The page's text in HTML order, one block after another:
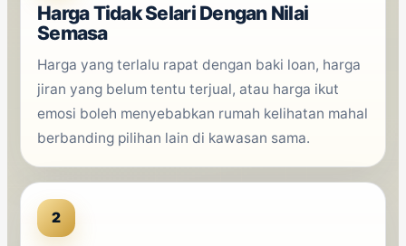
Harga Tidak Selari Dengan Nilai
Semasa
Harga yang terlalu rapat dengan baki loan, harga
jiran yang belum tentu terjual, atau harga ikut
emosi boleh menyebabkan rumah kelihatan mahal
berbanding pilihan lain di kawasan sama.
2